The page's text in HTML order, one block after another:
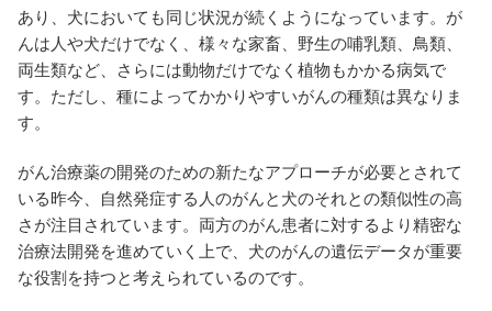
あり、犬においても同じ状況が続くようになっています。が
んは人や犬だけでなく、様々な家畜、野生の哺乳類、鳥類、
両生類など、さらには動物だけでなく植物もかかる病気で
す。ただし、種によってかかりやすいがんの種類は異なりま
す。
がん治療薬の開発のための新たなアプローチが必要とされて
いる昨今、自然発症する人のがんと犬のそれとの類似性の高
さが注目されています。両方のがん患者に対するより精密な
治療法開発を進めていく上で、犬のがんの遺伝データが重要
な役割を持つと考えられているのです。